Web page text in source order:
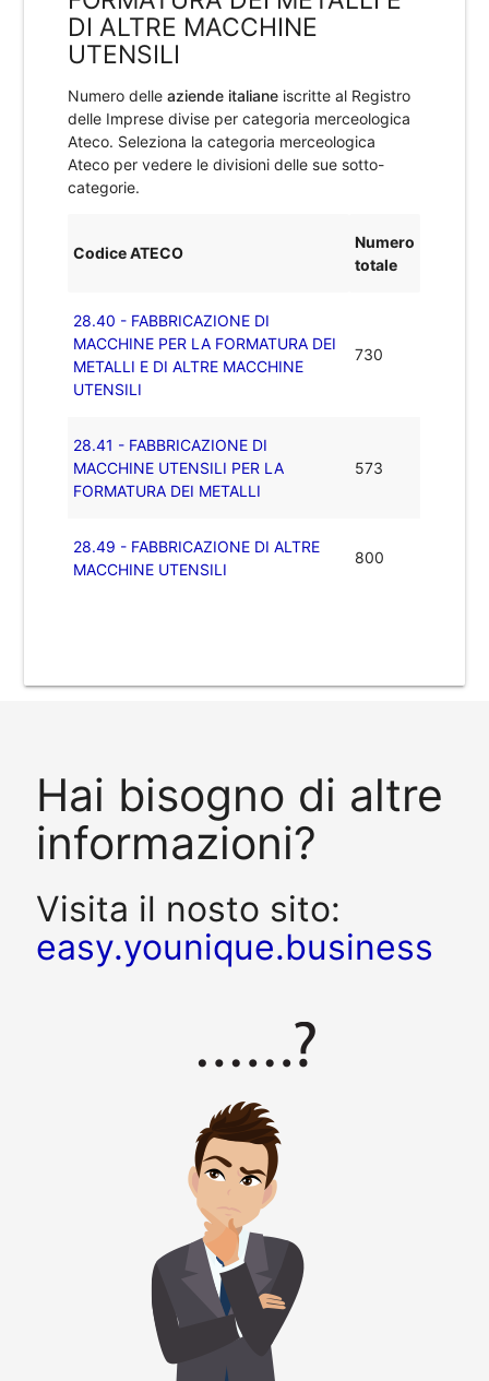
DI ALTRE MACCHINE
UTENSILI
Numero delleaziende italiane iscritte al Registro
delle Imprese divise per categoria merceologica
Ateco. Seleziona la categoria merceologica
Ateco per vedere le divisioni delle sue sotto-
categorie.
Codice ATECO
Numero
totale
28.40 - FABBRICAZIONE DI
MACCHINE PER LA FORMATURA DEI
METALLI E DI ALTRE MACCHINE
UTENSILI
730
28.41 - FABBRICAZIONE DI
MACCHINE UTENSILI PER LA
FORMATURA DEI METALLI
573
28.49 - FABBRICAZIONE DI ALTRE
MACCHINE UTENSILI
800
Hai bisogno di altre
informazioni?
Visita il nosto sito:
easy.younique.business